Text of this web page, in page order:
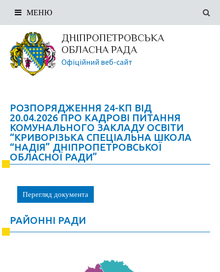
ДНІПРОПЕТРОВСЬКА
ОБЛАСНА РАДА
Офіційний веб-сайт
МЕНЮ
РОЗПОРЯДЖЕННЯ 24-КП ВІД
20.04.2026 ПРО КАДРОВІ ПИТАННЯ
КОМУНАЛЬНОГО ЗАКЛАДУ ОСВІТИ
“КРИВОРІЗЬКА СПЕЦІАЛЬНА ШКОЛА
“НАДІЯ” ДНІПРОПЕТРОВСЬКОЇ
ОБЛАСНОЇ РАДИ”
Перегляд документа
РАЙОННІ РАДИ